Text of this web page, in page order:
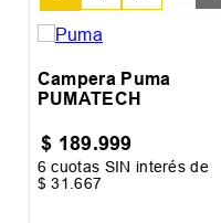
XL
Campera Puma
PUMATECH
$ 189.999
6 cuotas SIN interés de
$ 31.667